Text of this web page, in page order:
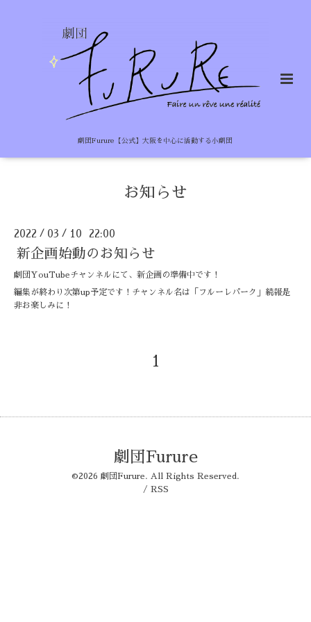
劇団Furure【公式】大阪を中心に活動する小劇団
お知らせ
2022 / 03 / 10 22:00
新企画始動のお知らせ
劇団YouTubeチャンネルにて、新企画の準備中です！
編集が終わり次第up予定です！チャンネル名は「フルーレパーク」続報是
非お楽しみに！
1
劇団Furure
©2026 劇団Furure. All Rights Reserved.
/ RSS